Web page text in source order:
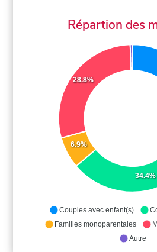
Répartion des
34.4%
6.9%
28.8%
Couples avec enfant(s)
Familles monoparentales
Autre